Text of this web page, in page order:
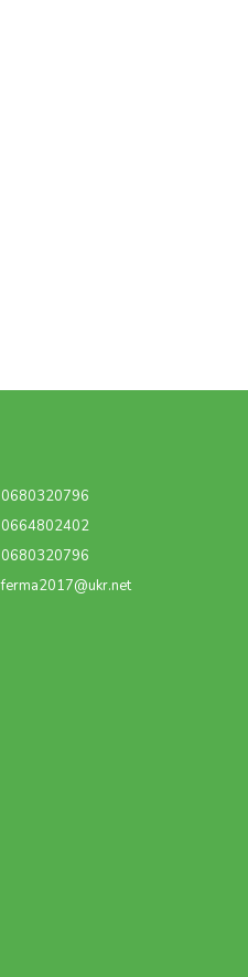
0680320796
0664802402
0680320796
ferma2017@ukr.net